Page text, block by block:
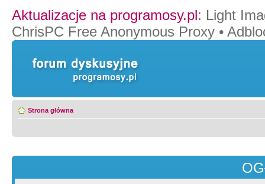
Aktualizacje na programosy.pl: Light
ChrisPC Free Anonymous Proxy •
Strona główna